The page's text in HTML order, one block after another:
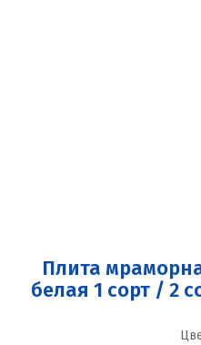
Плита
белая 1 сорт / 2